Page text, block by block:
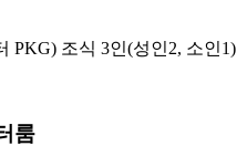
PKG) 조식 3인(성인2, 소인1)
룸